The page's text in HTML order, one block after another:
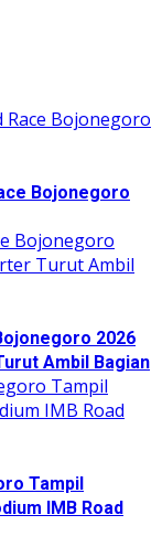
Bojonegoro
2026
Ambil Bagian
Tampil
IMB Road